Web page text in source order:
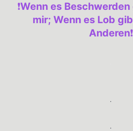
❗️Wenn es
mir; Wenn es Lob
Anderen❗️
.
.